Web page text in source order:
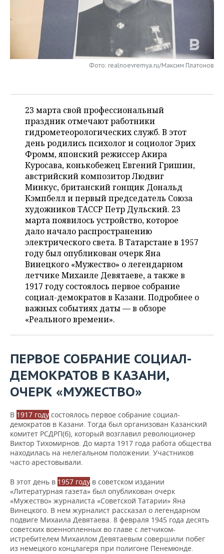
НЕФТЕХИМИЯ
РОЗНИЧНАЯ ТОРГОВЛЯ
ТРАНСПОРТ
НОВОСТИ ТЕХНОЛОГИЙ
МЕРОПРИЯТИЯ
НОВОСТИ МЕРОПРИЯТИЙ
ВЫЕЗДНАЯ РЕДАКЦИЯ
ONLINE-КОНФЕРЕНЦИИ
ОТКРЫТАЯ ЛЕКЦИЯ
ХОККЕЙ
БАСКЕТБОЛ
ВОЛЕЙБОЛ
КИБЕРСПОРТ
ФИГУРНОЕ КАТАНИЕ
ВОДНЫЕ ВИДЫ СПОРТА
ХОККЕЙ С МЯЧОМ
ВЛАСТЬ
ИНФРАСТРУКТУРА
ИСТОРИЯ
КУЛЬТУРА
МЕДИЦИНА
ОБРАЗОВАНИЕ
ПРОИСШЕСТВИЯ
СЮЖЕТЫ
СПРАВОЧНИК
СПИСОК ПЕРСОН
СПИСОК КОМПАНИЙ
ПОЛНАЯ ВЕРСИЯ
Фото: realnoevremya.ru/Максим Платонов
23 марта свой профессиональный
праздник отмечают работники
гидрометеорологических служб. В этот
день родились психолог и социолог Эрих
Фромм, японский режиссер Акира
Куросава, конькобежец Евгений Гришин,
австрийский композитор Людвиг
Минкус, британский гонщик Дональд
Кэмпбелл и первый председатель Союза
художников ТАССР Петр Дульский. 23
марта появилось устройство, которое
дало начало распространению
электрического света. В Татарстане в 1957
году был опубликован очерк Яна
Винецкого «Мужество» о легендарном
летчике Михаиле Девятаеве, а также в
1917 году состоялось первое собрание
социал-демократов в Казани. Подробнее о
важных событиях даты — в обзоре
«Реального времени».
ПЕРВОЕ СОБРАНИЕ СОЦИАЛ-
ДЕМОКРАТОВ В КАЗАНИ,
ОЧЕРК «МУЖЕСТВО»
В 1917 году состоялось первое собрание социал-
демократов в Казани. Тогда был организован Казанский
комитет РСДРП(б), который возглавил революционер
Виктор Тихомирнов. До марта 1917 года работа общества
находилась на нелегальном положении. Участников
часто арестовывали.
В этот день в 1957 году в советском издании
«Литературная газета» был опубликован очерк
«Мужество» журналиста «Советской Татарии» Яна
Винецкого. В нем журналист рассказал о легендарном
подвиге Михаила Девятаева. 8 февраля 1945 года десять
советских военнопленных во главе с летчиком-
истребителем Михаилом Девятаевым совершили побег
из немецкого концлагеря при полигоне Пенемюнде.